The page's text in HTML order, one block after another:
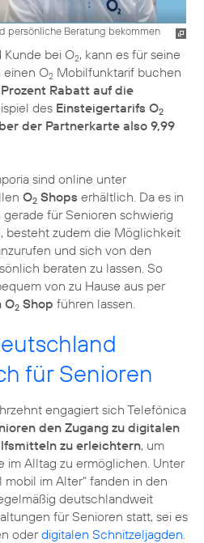
persönliche Beratung bekommen
Kunde bei O2, kann es für seine
einen O2 Mobilfunktarif buchen
Rabatt auf die
des Einsteigertarifs O2
der Partnerkarte also 9,99
sind online unter
O2 Shops erhältlich. Da es in
für Senioren schwierig
besteht zudem die Möglichkeit
und sich von den
beraten zu lassen. So
von zu Hause aus per
O2 Shop führen lassen.
für Senioren
engagiert sich Telefónica
den Zugang zu digitalen
zu erleichtern, um
im Alltag zu ermöglichen. Unter
mobil im Alter" fanden in den
deutschlandweit
für Senioren statt, sei es
oderdigitalen Schnitzeljagden